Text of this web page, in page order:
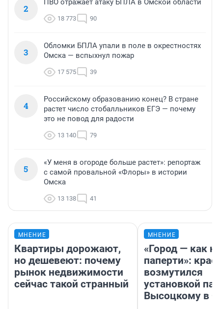
2
ПВО отражает атаку БПЛА в Омской области
18 773 90
3
Обломки БПЛА упали в поле в окрестностях
Омска — вспыхнул пожар
17 575 39
4
Российскому образованию конец? В стране
растет число стобалльников ЕГЭ — почему
это не повод для радости
13 140 79
5
«У меня в огороде больше растет»: репортаж
с самой провальной «Флоры» в истории
Омска
13 138 41
МНЕНИЕ
Квартиры дорожают,
но дешевеют: почему
рынок недвижимости
сейчас такой странный
МНЕНИЕ
«Город — как
паперти»:
возмутился
установкой
Высоцкому в